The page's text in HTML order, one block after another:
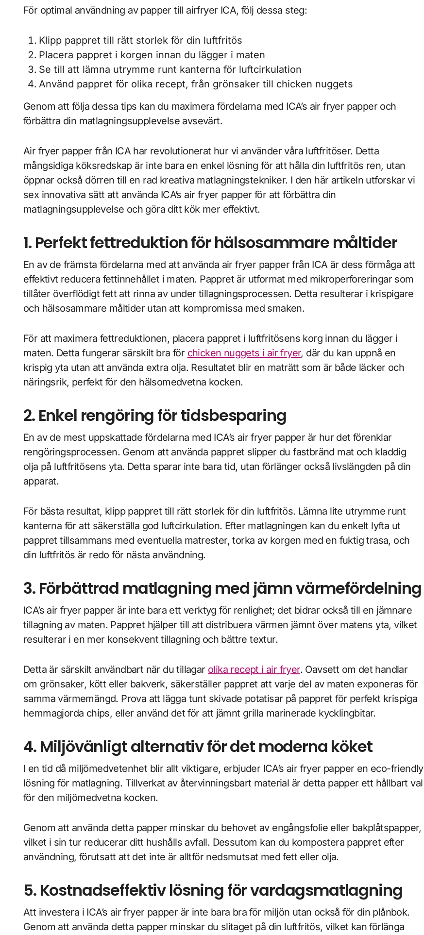
För optimal användning av papper till airfryer ICA, följ dessa steg:
Klipp pappret till rätt storlek för din luftfritös
Placera pappret i korgen innan du lägger i maten
Se till att lämna utrymme runt kanterna för luftcirkulation
Använd pappret för olika recept, från grönsaker till chicken nuggets
Genom att följa dessa tips kan du maximera fördelarna med ICA’s air fryer papper och
förbättra din matlagningsupplevelse avsevärt.
Air fryer papper från ICA har revolutionerat hur vi använder våra luftfritöser. Detta
mångsidiga köksredskap är inte bara en enkel lösning för att hålla din luftfritös ren, utan
öppnar också dörren till en rad kreativa matlagningstekniker. I den här artikeln utforskar vi
sex innovativa sätt att använda ICA’s air fryer papper för att förbättra din
matlagningsupplevelse och göra ditt kök mer effektivt.
1. Perfekt fettreduktion för hälsosammare måltider
En av de främsta fördelarna med att använda air fryer papper från ICA är dess förmåga att
effektivt reducera fettinnehållet i maten. Pappret är utformat med mikroperforeringar som
tillåter överflödigt fett att rinna av under tillagningsprocessen. Detta resulterar i krispigare
och hälsosammare måltider utan att kompromissa med smaken.
För att maximera fettreduktionen, placera pappret i luftfritösens korg innan du lägger i
maten. Detta fungerar särskilt bra för chicken nuggets i air fryer, där du kan uppnå en
krispig yta utan att använda extra olja. Resultatet blir en maträtt som är både läcker och
näringsrik, perfekt för den hälsomedvetna kocken.
2. Enkel rengöring för tidsbesparing
En av de mest uppskattade fördelarna med ICA’s air fryer papper är hur det förenklar
rengöringsprocessen. Genom att använda pappret slipper du fastbränd mat och kladdig
olja på luftfritösens yta. Detta sparar inte bara tid, utan förlänger också livslängden på din
apparat.
För bästa resultat, klipp pappret till rätt storlek för din luftfritös. Lämna lite utrymme runt
kanterna för att säkerställa god luftcirkulation. Efter matlagningen kan du enkelt lyfta ut
pappret tillsammans med eventuella matrester, torka av korgen med en fuktig trasa, och
din luftfritös är redo för nästa användning.
3. Förbättrad matlagning med jämn värmefördelning
ICA’s air fryer papper är inte bara ett verktyg för renlighet; det bidrar också till en jämnare
tillagning av maten. Pappret hjälper till att distribuera värmen jämnt över matens yta, vilket
resulterar i en mer konsekvent tillagning och bättre textur.
Detta är särskilt användbart när du tillagar olika recept i air fryer. Oavsett om det handlar
om grönsaker, kött eller bakverk, säkerställer pappret att varje del av maten exponeras för
samma värmemängd. Prova att lägga tunt skivade potatisar på pappret för perfekt krispiga
hemmagjorda chips, eller använd det för att jämnt grilla marinerade kycklingbitar.
4. Miljövänligt alternativ för det moderna köket
I en tid då miljömedvetenhet blir allt viktigare, erbjuder ICA’s air fryer papper en eco-friendly
lösning för matlagning. Tillverkat av återvinningsbart material är detta papper ett hållbart val
för den miljömedvetna kocken.
Genom att använda detta papper minskar du behovet av engångsfolie eller bakplåtspapper,
vilket i sin tur reducerar ditt hushålls avfall. Dessutom kan du kompostera pappret efter
användning, förutsatt att det inte är alltför nedsmutsat med fett eller olja.
5. Kostnadseffektiv lösning för vardagsmatlagning
Att investera i ICA’s air fryer papper är inte bara bra för miljön utan också för din plånbok.
Genom att använda detta papper minskar du slitaget på din luftfritös, vilket kan förlänga